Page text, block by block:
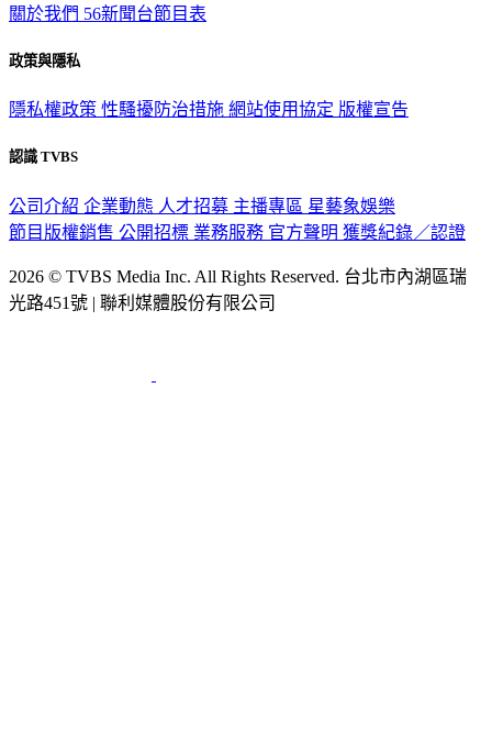
關於我們 56新聞台節目表
政策與隱私
隱私權政策 性騷擾防治措施 網站使用協定 版權宣告
認識 TVBS
公司介紹 企業動態 人才招募 主播專區 星藝象娛樂
節目版權銷售 公開招標 業務服務 官方聲明 獲獎紀錄／認證
2026 © TVBS Media Inc. All Rights Reserved. 台北市內湖區瑞
光路451號 | 聯利媒體股份有限公司